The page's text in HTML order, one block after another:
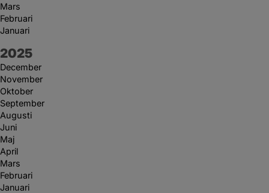
Mars
Februari
Januari
År:
2025
December
November
Oktober
September
Augusti
Juni
Maj
April
Mars
Februari
Januari